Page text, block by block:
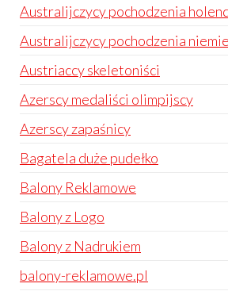
Australijczycy pochodzenia
Australijczycy pochodzenia
Austriaccy skeletoniści
Azerscy medaliści olimpijscy
Azerscy zapaśnicy
Bagatela duże pudełko
Balony Reklamowe
Balony z Logo
Balony z Nadrukiem
balony-reklamowe.pl